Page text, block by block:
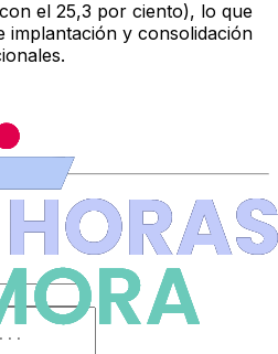
el 25,3 por ciento), lo que
implantación y consolidación